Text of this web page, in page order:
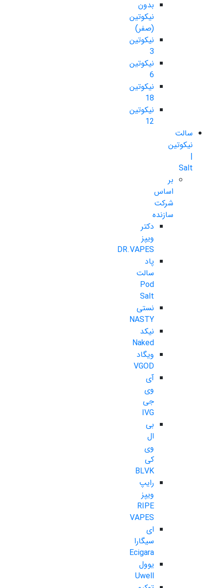
بدون
نیکوتین
(صفر)
نیکوتین
3
نیکوتین
6
نیکوتین
18
نیکوتین
12
سالت
نیکوتین
|
Salt
بر
اساس
شرکت
سازنده
دکتر
ویپز
DR.VAPES
پاد
سالت
Pod
Salt
نستی
NASTY
نیکد
Naked
ویگاد
VGOD
آی
وی
جی
IVG
بی
ال
وی
کی
BLVK
رایپ
ویپز
RIPE
VAPES
ای
سیگارا
Ecigara
یوول
Uwell